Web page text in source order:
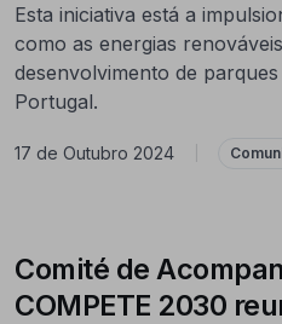
Esta iniciativa está a
como as energias
desenvolvimento de
Portugal.
17 de Outubro 2024
Comité de
COMPETE 2030